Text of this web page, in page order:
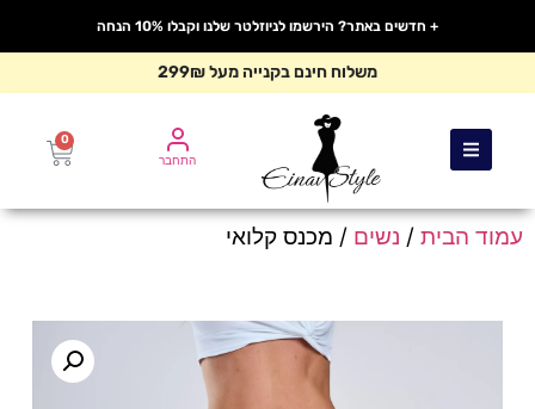
+ חדשים באתר? הירשמו לניוזלטר שלנו וקבלו 10% הנחה
משלוח חינם בקנייה מעל 299₪
0
התחבר
עמוד הבית / נשים / מכנס קלואי